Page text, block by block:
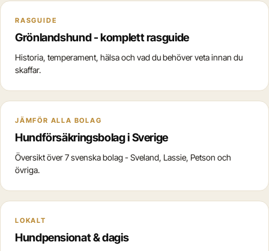
RASGUIDE
Grönlandshund - komplett rasguide
Historia, temperament, hälsa och vad du behöver veta innan du
skaffar.
JÄMFÖR ALLA BOLAG
Hundförsäkringsbolag i Sverige
Översikt över 7 svenska bolag - Sveland, Lassie, Petson och
övriga.
LOKALT
Hundpensionat & dagis